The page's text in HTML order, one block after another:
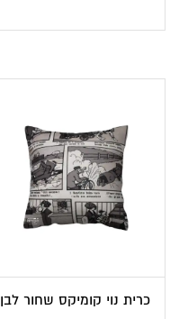
כרית נוי קומיקס שחור לבן